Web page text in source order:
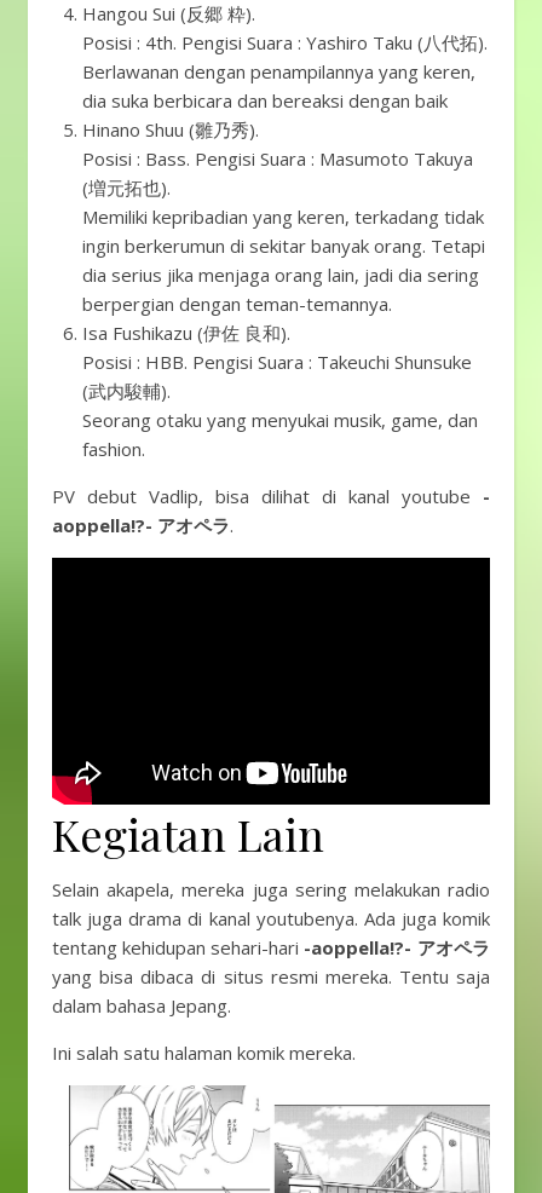
Hangou Sui (反郷 粋).
Posisi : 4th. Pengisi Suara : Yashiro Taku (八代拓).
Berlawanan dengan penampilannya yang keren,
dia suka berbicara dan bereaksi dengan baik
Hinano Shuu (雛乃秀).
Posisi : Bass. Pengisi Suara : Masumoto Takuya
(増元拓也).
Memiliki kepribadian yang keren, terkadang tidak
ingin berkerumun di sekitar banyak orang. Tetapi
dia serius jika menjaga orang lain, jadi dia sering
berpergian dengan teman-temannya.
Isa Fushikazu (伊佐 良和).
Posisi : HBB. Pengisi Suara : Takeuchi Shunsuke
(武内駿輔).
Seorang otaku yang menyukai musik, game, dan
fashion.
PV debut Vadlip, bisa dilihat di kanal youtube -
aoppella!?- アオペラ.
Kegiatan Lain
Selain akapela, mereka juga sering melakukan radio
talk juga drama di kanal youtubenya. Ada juga komik
tentang kehidupan sehari-hari -aoppella!?- アオペラ
yang bisa dibaca di situs resmi mereka. Tentu saja
dalam bahasa Jepang.
Ini salah satu halaman komik mereka.